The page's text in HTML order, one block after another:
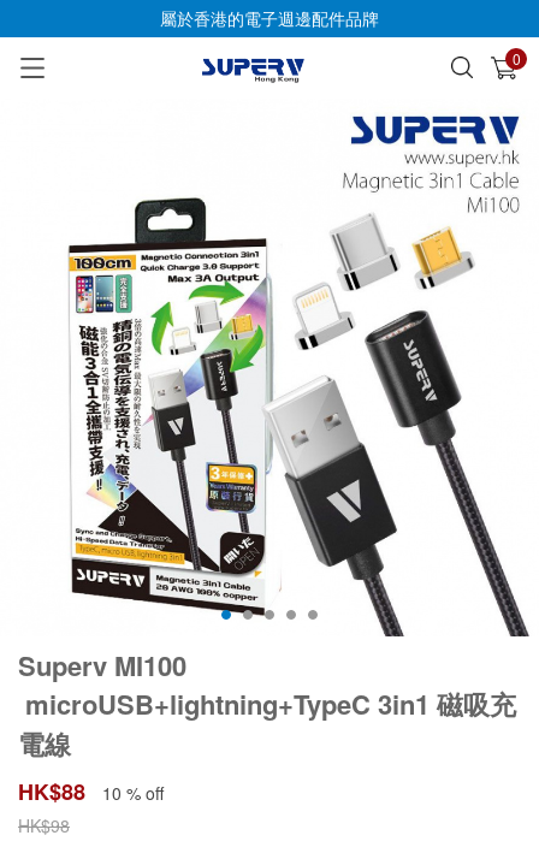
屬於香港的電子週邊配件品牌
0
已加入購物車 查看
Superv MI100
microUSB+lightning+TypeC 3in1 磁吸充
電線
HK$88
10 % off
HK$98